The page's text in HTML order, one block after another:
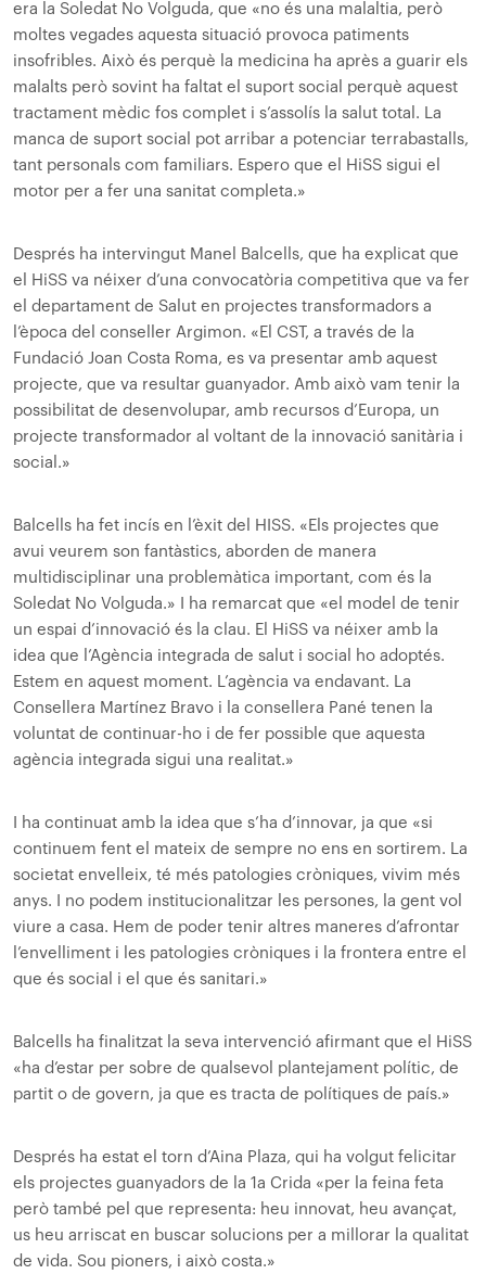
era la Soledat No Volguda, que «no és una malaltia, però
moltes vegades aquesta situació provoca patiments
insofribles. Això és perquè la medicina ha après a guarir els
malalts però sovint ha faltat el suport social perquè aquest
tractament mèdic fos complet i s’assolís la salut total. La
manca de suport social pot arribar a potenciar terrabastalls,
tant personals com familiars. Espero que el HiSS sigui el
motor per a fer una sanitat completa.»
Després ha intervingut Manel Balcells, que ha explicat que
el HiSS va néixer d’una convocatòria competitiva que va fer
el departament de Salut en projectes transformadors a
l’època del conseller Argimon. «El CST, a través de la
Fundació Joan Costa Roma, es va presentar amb aquest
projecte, que va resultar guanyador. Amb això vam tenir la
possibilitat de desenvolupar, amb recursos d’Europa, un
projecte transformador al voltant de la innovació sanitària i
social.»
Balcells ha fet incís en l’èxit del HISS. «Els projectes que
avui veurem son fantàstics, aborden de manera
multidisciplinar una problemàtica important, com és la
Soledat No Volguda.» I ha remarcat que «el model de tenir
un espai d’innovació és la clau. El HiSS va néixer amb la
idea que l’Agència integrada de salut i social ho adoptés.
Estem en aquest moment. L’agència va endavant. La
Consellera Martínez Bravo i la consellera Pané tenen la
voluntat de continuar-ho i de fer possible que aquesta
agència integrada sigui una realitat.»
I ha continuat amb la idea que s’ha d’innovar, ja que «si
continuem fent el mateix de sempre no ens en sortirem. La
societat envelleix, té més patologies cròniques, vivim més
anys. I no podem institucionalitzar les persones, la gent vol
viure a casa. Hem de poder tenir altres maneres d’afrontar
l’envelliment i les patologies cròniques i la frontera entre el
que és social i el que és sanitari.»
Balcells ha finalitzat la seva intervenció afirmant que el HiSS
«ha d’estar per sobre de qualsevol plantejament polític, de
partit o de govern, ja que es tracta de polítiques de país.»
Després ha estat el torn d’Aina Plaza, qui ha volgut felicitar
els projectes guanyadors de la 1a Crida «per la feina feta
però també pel que representa: heu innovat, heu avançat,
us heu arriscat en buscar solucions per a millorar la qualitat
de vida. Sou pioners, i això costa.»